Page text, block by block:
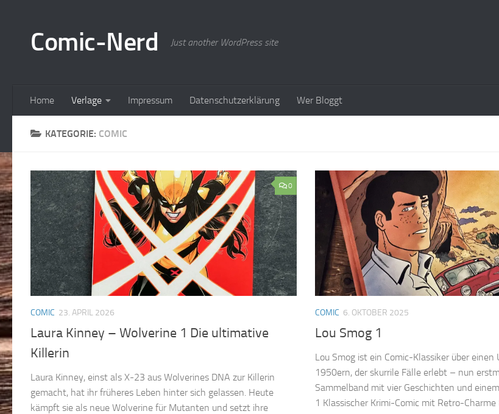
Comic-Nerd Just another WordPress site
Home Verlage Impressum Datenschutzerklärung Wer Bloggt
KATEGORIE: COMIC
0
COMIC 23. APRIL 2026
Laura Kinney – Wolverine 1 Die ultimative
Killerin
Laura Kinney, einst als X-23 aus Wolverines DNA zur Killerin
gemacht, hat ihr früheres Leben hinter sich gelassen. Heute
kämpft sie als neue Wolverine für Mutanten und setzt ihre
COMIC 6. OKTOBER 2025
Lou Smog 1
Lou Smog ist ein Comic-Klassiker über einen
1950ern, der skurrile Fälle erlebt – nun
Sammelband mit vier Geschichten und
1 Klassischer Krimi-Comic mit Retro-Charme